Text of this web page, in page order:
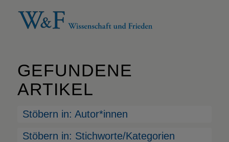
GEFUNDENE
ARTIKEL
Stöbern in: Autor*innen
Stöbern in: Stichworte/Kategorien